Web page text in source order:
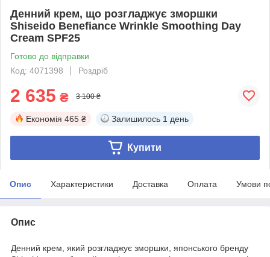
Денний крем, що розгладжує зморшки
Shiseido Benefiance Wrinkle Smoothing Day
Cream SPF25
Готово до відправки
Код: 4071398
Роздріб
2 635 ₴ 3 100 ₴
Економія 465 ₴ Залишилось 1 день
Купити
Опис Характеристики Доставка Оплата Умови
Опис
Денний крем, який розгладжує зморшки, японського бренду